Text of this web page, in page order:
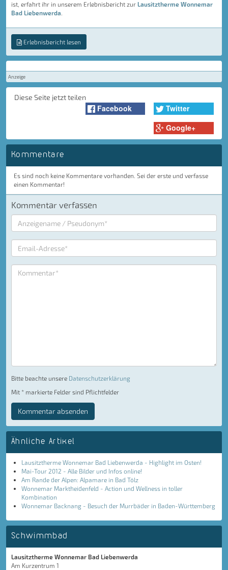
ist, erfahrt ihr in unserem Erlebnisbericht zur Lausitztherme Wonnemar
Bad Liebenwerda.
Erlebnisbericht lesen
Anzeige
Diese Seite jetzt teilen
Facebook
Twitter
Google+
Kommentare
Es sind noch keine Kommentare vorhanden. Sei der erste und verfasse
einen Kommentar!
Kommentar verfassen
Bitte beachte unsere Datenschutzerklärung
Mit * markierte Felder sind Pflichtfelder
Kommentar absenden
Ähnliche Artikel
Lausitztherme Wonnemar Bad Liebenwerda - Highlight im Osten!
Mai-Tour 2012 - Alle Bilder und Infos online!
Am Rande der Alpen: Alpamare in Bad Tölz
Wonnemar Marktheidenfeld - Action und Wellness in toller
Kombination
Wonnemar Backnang - Besuch der Murrbäder in Baden-Württemberg
Schwimmbad
Lausitztherme Wonnemar Bad Liebenwerda
Am Kurzentrum 1